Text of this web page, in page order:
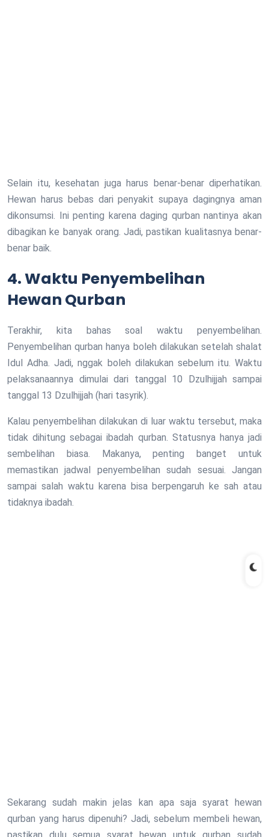
Selain itu, kesehatan juga harus benar-benar diperhatikan.
Hewan harus bebas dari penyakit supaya dagingnya aman
dikonsumsi. Ini penting karena daging qurban nantinya akan
dibagikan ke banyak orang. Jadi, pastikan kualitasnya benar-
benar baik.
4. Waktu Penyembelihan
Hewan Qurban
Terakhir, kita bahas soal waktu penyembelihan.
Penyembelihan qurban hanya boleh dilakukan setelah shalat
Idul Adha. Jadi, nggak boleh dilakukan sebelum itu. Waktu
pelaksanaannya dimulai dari tanggal 10 Dzulhijjah sampai
tanggal 13 Dzulhijjah (hari tasyrik).
Kalau penyembelihan dilakukan di luar waktu tersebut, maka
tidak dihitung sebagai ibadah qurban. Statusnya hanya jadi
sembelihan biasa. Makanya, penting banget untuk
memastikan jadwal penyembelihan sudah sesuai. Jangan
sampai salah waktu karena bisa berpengaruh ke sah atau
tidaknya ibadah.
Sekarang sudah makin jelas kan apa saja syarat hewan
qurban yang harus dipenuhi? Jadi, sebelum membeli hewan,